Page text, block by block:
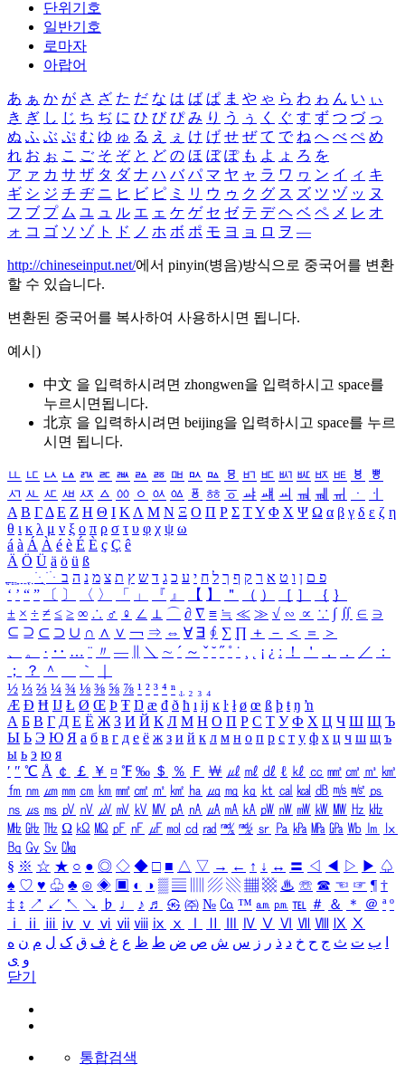
단위기호
일반기호
로마자
아랍어
あ ぁ か が さ ざ た だ な は ば ぱ ま や ゃ ら わ ゎ ん い ぃ
き ぎ し じ ち ぢ に ひ び ぴ み り う ぅ く ぐ す ず つ づ っ
ぬ ふ ぶ ぷ む ゆ ゅ る え ぇ け げ せ ぜ て で ね へ べ ぺ め
れ お ぉ こ ご そ ぞ と ど の ほ ぼ ぽ も よ ょ ろ を
ア ァ カ サ ザ タ ダ ナ ハ バ パ マ ヤ ャ ラ ワ ヮ ン イ ィ キ
ギ シ ジ チ ヂ ニ ヒ ビ ピ ミ リ ウ ゥ ク グ ス ズ ツ ヅ ッ ヌ
フ ブ プ ム ユ ュ ル エ ェ ケ ゲ セ ゼ テ デ ヘ ベ ペ メ レ オ
ォ コ ゴ ソ ゾ ト ド ノ ホ ボ ポ モ ヨ ョ ロ ヲ ―
http://chineseinput.net/에서 pinyin(병음)방식으로 중국어를 변환
할 수 있습니다.
변환된 중국어를 복사하여 사용하시면 됩니다.
예시)
中文 을 입력하시려면 zhongwen을 입력하시고 space를
누르시면됩니다.
北京 을 입력하시려면 beijing을 입력하시고 space를 누르
시면 됩니다.
ㅥ ㅦ ㅧ ㅨ ㅩ ㅪ ㅫ ㅬ ㅭ ㅮ ㅯ ㅰ ㅱ ㅲ ㅳ ㅴ ㅵ ㅶ ㅷ ㅸ
ㅹ
ㅺ ㅻ ㅼ ㅽ ㅾ ㅿ ㆀ ㆁ ㆂ ㆃ ㆄ ㆅ ㆆ ㆇ ㆈ ㆉ ㆊ ㆋ ㆌ ㆍ
ㆎ
Α Β ΓΔ Ε Ζ Η Θ Ι ΚΛ Μ Ν Ξ Ο Π Ρ Σ ΤΥ Φ Χ Ψ Ω α β γ δ ε ζ η
θ ι κ λ μ ν ξ ο π ρ σ τ υ φ χ ψ ω
á à Á À é è É È ç Ç ê
Ä Ö Ü ä ö ü ß
ִֶֹ ֻּ ׁׂ פ ם ן ו ט א ר ק ף ך ל ח י ע כ ג ד ש ץ ת צ מ נ ה ב
‘ ’ “ ” 〔 〕 〈 〉 「 」 『 』 【 】 ＂ （ ） ［ ］ ｛ ｝
± × ÷ ≠ ≤ ≥ ∞ ∴ ♂ ♀ ∠ ⊥ ⌒ ∂ ∇ ≡ ≒ ≪ ≫ √ ∽ ∝ ∵ ∫ ∬ ∈ ∋
⊆ ⊇ ⊂ ⊃ ∪ ∩ ∧ ∨ ￢ ⇒ ⇔ ∀ ∃ ∮ ∑ ∏ ＋ － ＜ ＝
＞
、
。 · ‥ … ¨ 〃 ― ＼ ∼ ´ ～ ˇ ˘ ˝ ˚ ˙ ¸ ¡ ¿ ː ！ ＇ ， ． ／
：
；
？ ＾ ｀
½ ⅓ ⅔ ¼ ¾ ⅛ ⅜ ⅝ ⅞ ¹ ² ³ ⁴ ⁿ ₁ ₂ ₃ ₄
Æ Ð Ħ Ĳ Ł Ø Œ Þ Ŧ Ŋ æ đ ð ħ ı ĳ ĸ ŀ ł ø œ ß þ ŧ ŋ ŉ
А Б В Г Д Е Ё Ж З И Й К Л М Н О П Р С Т У Ф Х Ц Ч Ш Щ Ъ
Ы Ь Э Ю Я а б в г д е ё ж з и й к л м н о п р с т у ф х ц ч ш щ ъ
ы ь э ю я
′ ″ ℃ Å ￠ ￡ ￥ ¤ ℉ ‰ ＄ ％ Ｆ ￦ ㎕ ㎖ ㎗ ℓ ㎘ ㏄ ㎣ ㎤ ㎥ ㎦
㎙ ㎚ ㎛ ㎜ ㎝ ㎞ ㎟ ㎠ ㎡ ㎢ ㏊ ㎍ ㎎ ㎏ ㏏ ㎈ ㎉ ㏈ ㎧ ㎨ ㎰
㎱ ㎲ ㎳ ㎴ ㎵ ㎶ ㎷ ㎸ ㎹ ㎀ ㎁ ㎂ ㎃ ㎄ ㎺ ㎻ ㎽ ㎾ ㎿ ㎐ ㎑
㎒ ㎓ ㎔ Ω ㏀ ㏁ ㎊ ㎋ ㎌ ㏖ ㏅ ㎭ ㎮ ㎯ ㏛ ㎩ ㎪ ㎫ ㎬ ㏝ ㏐
㏓
㏃ ㏉ ㏜ ㏆
§ ※ ☆ ★ ○ ● ◎ ◇ ◆ □ ■ △ ▽ → ← ↑ ↓ ↔ 〓 ◁ ◀ ▷ ▶ ♤
♠ ♡ ♥ ♧ ♣ ⊙ ◈ ▣ ◐ ◑ ▒ ▤ ▨ ▧ ▦ ▩ ♨ ☏ ☎ ☜ ☞ ¶ †
‡ ↕ ↗ ↙ ↖ ↘ ♭ ♩ ♪ ♬ ㉿ ㈜ № ㏇ ™ ㏂ ㏘ ℡ ＃ ＆ ＊ ＠ ª º
ⅰ
ⅱ ⅲ ⅳ ⅴ ⅵ ⅶ ⅷ ⅸ ⅹ Ⅳ Ⅴ Ⅵ Ⅶ Ⅷ Ⅸ Ⅹ
ب ت ث ج ح خ د ذ ر ز س ش ص ض ط ظ ع غ ف ق ک ل م ن ه
و ی
닫기
통합검색